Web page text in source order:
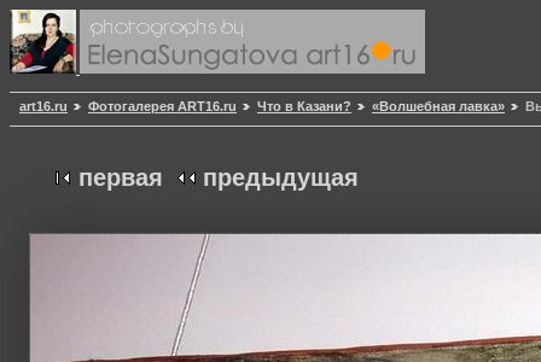
art16.ru Фотогалерея ART16.ru Что в Казани? «Волшебная лавка»
первая предыдущая